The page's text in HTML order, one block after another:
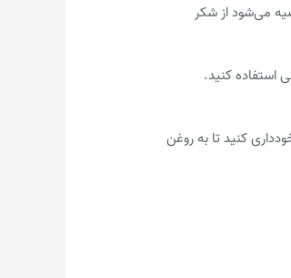
می‌شود از شکر
استفاده کنید.
کنید تا به روغن